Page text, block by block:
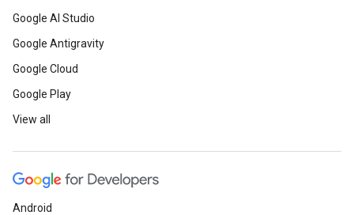
Google AI Studio
Google Antigravity
Google Cloud
Google Play
View all
Android